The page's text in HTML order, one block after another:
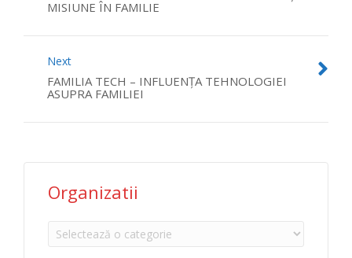
MISIUNE ÎN FAMILIE
Next
FAMILIA TECH – INFLUENȚA TEHNOLOGIEI
ASUPRA FAMILIEI
Organizatii
Organizatii